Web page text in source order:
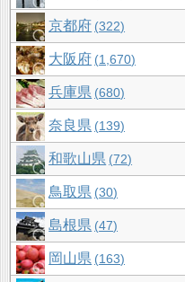
京都府 322
大阪府 1,670
兵庫県 680
奈良県 139
和歌山県 72
鳥取県 30
島根県 47
岡山県 163